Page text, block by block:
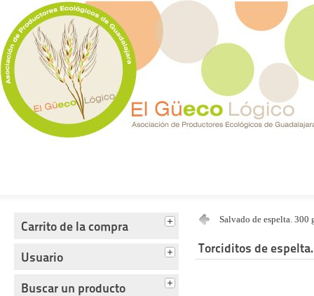
Carrito de la compra
Usuario
Buscar un producto
Salvado de espelta. 300
Torciditos de